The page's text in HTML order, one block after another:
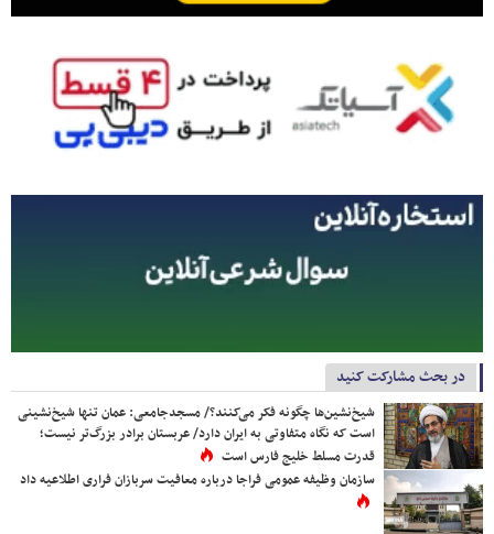
در بحث مشارکت کنید
شیخ‌نشین‌ها چگونه فکر می‌کنند؟/ مسجدجامعی: عمان تنها شیخ‌نشینی
است که نگاه متفاوتی به ایران دارد/ عربستان برادر بزرگ‌تر نیست؛
قدرت مسلط خلیج فارس است
سازمان وظیفه عمومی فراجا درباره معافیت سربازان فراری اطلاعیه داد